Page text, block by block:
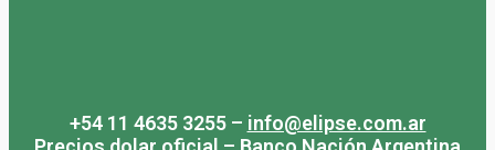
+54 11 4635 3255 – info@elipse.com.ar